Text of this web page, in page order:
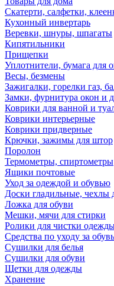
Скатерти, салфетки,
Кухонный инвертарь
Веревки, шнуры, шпагаты
Кипятильники
Прищепки
Уплотнители, бумага для
Весы, безмены
Зажигалки, горелки газ,
Замки, фурнитура окон и
Коврики для ванной и
Коврики интерьерные
Коврики придверные
Крючки, зажимы для штор
Поролон
Термометры, спиртометры
Ящики почтовые
Уход за одеждой и обувью
Доски гладильные, чехлы
Ложка для обуви
Мешки, мячи для стирки
Ролики для чистки
Средства по уходу за
Сушилки для белья
Сушилки для обуви
Щетки для одежды
Хранение